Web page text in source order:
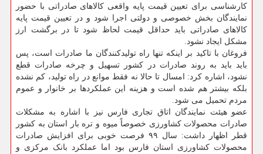
کارشناسی برای تعیین قیمت پایه واقعی کالاهای صادراتی با حضور
نمایندگان بخش خصوصی و دولتی اجرا شود و در تعیین قیمت پایه
کالاهای صادراتی باید حداقل قیمت لحاظ شود تا در برگشت ارز
مشکل ایجاد نشود.
فروغان با تاکید بر اینکه تنها راه تولیدکنندگان ما صادرات است، پس
باید باید به روند صادرات در کشور تسهیل و چرخه صادرات قطع
نشود، اشاره کرد: امسال تا حالا نه فقط موانع در راه تولید، کم نشده
بلکه بیشتر هم شده است و هزینه این عملکردها بر خانوار و عموم
مردم تحمیل می شود.
عضو هیئت نمایندگان اتاق تجاری فارس نیز با اشاره به مشکلات
صادرات محصولات کشاورزی خصوصاً میوه و تره بار استان به کشور
قطر اظهار داشت: سال ۹۹ فرصت خوبی برای افزایش صادرات
محصولات کشاورزی استان فارس بود اما عملکرد بانک مرکزی و